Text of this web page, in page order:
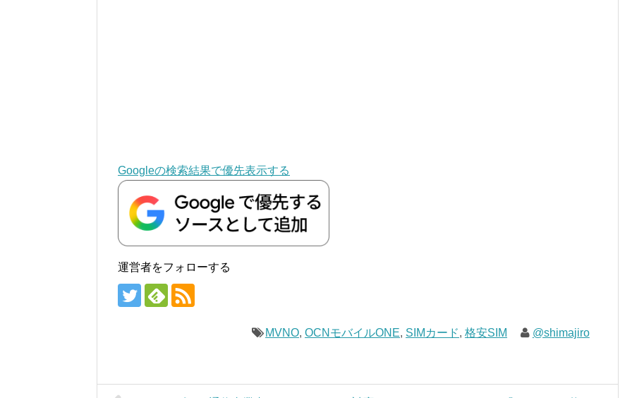
Googleの検索結果で優先表示する
運営者をフォローする
MVNO,OCNモバイルONE, SIMカード,格安SIM @shimajiro